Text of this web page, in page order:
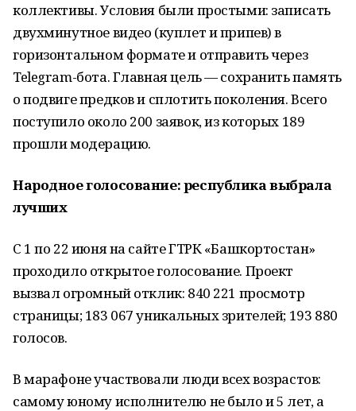
коллективы. Условия были простыми: записать
двухминутное видео (куплет и припев) в
горизонтальном формате и отправить через
Telegram-бота. Главная цель — сохранить память
о подвиге предков и сплотить поколения. Всего
поступило около 200 заявок, из которых 189
прошли модерацию.
Народное голосование: республика выбрала
лучших
С 1 по 22 июня на сайте ГТРК «Башкортостан»
проходило открытое голосование. Проект
вызвал огромный отклик: 840 221 просмотр
страницы; 183 067 уникальных зрителей; 193 880
голосов.
В марафоне участвовали люди всех возрастов:
самому юному исполнителю не было и 5 лет, а